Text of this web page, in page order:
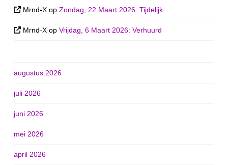
Mrnd-X opZondag, 22 Maart 2026: Tijdelijk
Mrnd-X opVrijdag, 6 Maart 2026: Verhuurd
augustus 2026
juli 2026
juni 2026
mei 2026
april 2026